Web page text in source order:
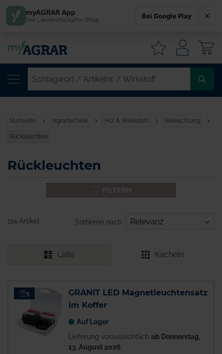
/
Startseite Agrartechnik Hof & Werkstatt Beleuchtung
Rückleuchten
Rückleuchten
114 Artikel Sortieren nach
Liste Kacheln
5
GRANIT LED Magnetleuchtensatz
im Koffer
Auf Lager
Lieferung voraussichtlich ab Donnerstag,
13. August 2026
myAGRAR App
Der Landwirtschafts-Shop Bei Google Play